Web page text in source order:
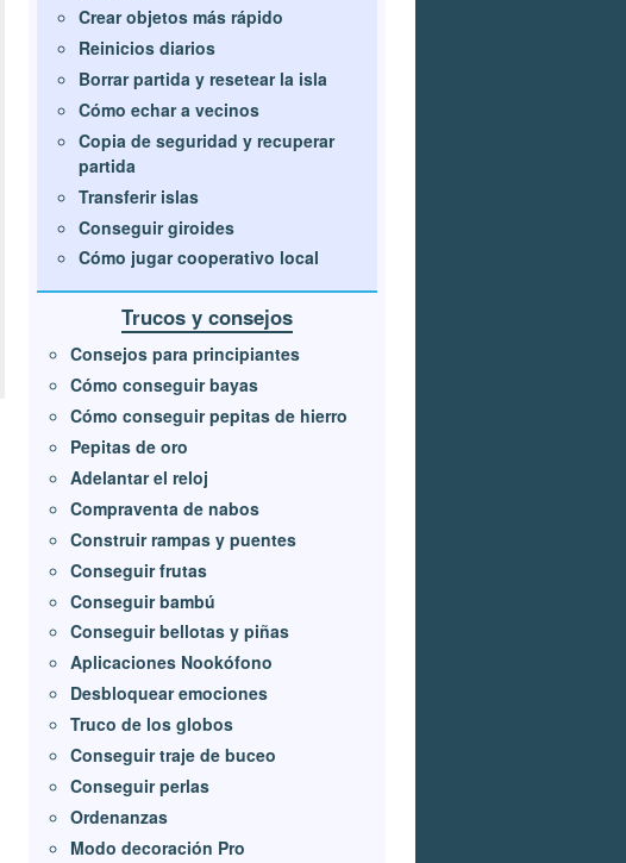
Crear objetos más rápido
Reinicios diarios
Borrar partida y resetear la isla
Cómo echar a vecinos
Copia de seguridad y recuperar
partida
Transferir islas
Conseguir giroides
Cómo jugar cooperativo local
Trucos y consejos
Consejos para principiantes
Cómo conseguir bayas
Cómo conseguir pepitas de hierro
Pepitas de oro
Adelantar el reloj
Compraventa de nabos
Construir rampas y puentes
Conseguir frutas
Conseguir bambú
Conseguir bellotas y piñas
Aplicaciones Nookófono
Desbloquear emociones
Truco de los globos
Conseguir traje de buceo
Conseguir perlas
Ordenanzas
Modo decoración Pro